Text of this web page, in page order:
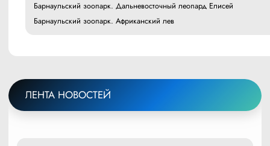
Барнаульский зоопарк. Дальневосточный леопард Елисей
Барнаульский зоопарк. Африканский лев
ЛЕНТА НОВОСТЕЙ